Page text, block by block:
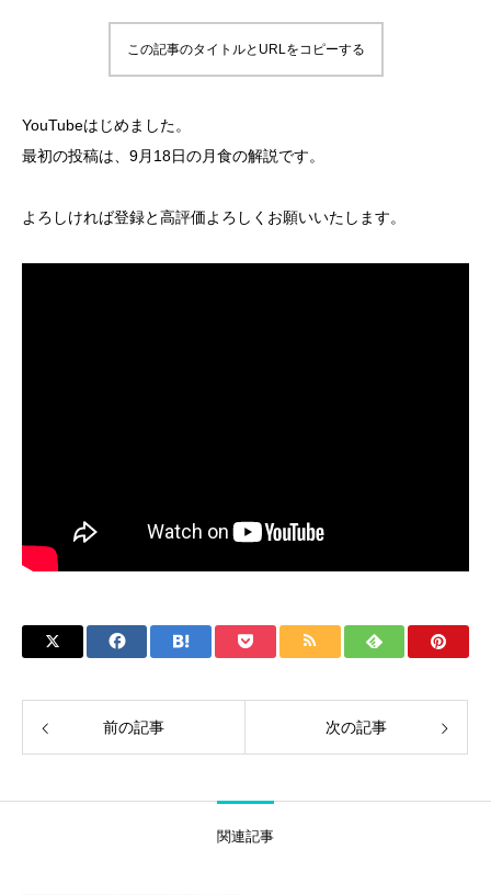
この記事のタイトルとURLをコピーする
YouTubeはじめました。
最初の投稿は、9月18日の月食の解説です。
よろしければ登録と高評価よろしくお願いいたします。
前の記事 次の記事
関連記事